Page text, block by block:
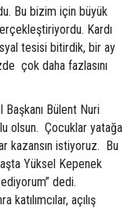
Bu bizim için büyük
Kardı
tesisi bitirdik, bir ay
çok daha fazlasını
Başkanı Bülent Nuri
olsun. Çocuklar yatağa
kazansın istiyoruz. Bu
Yüksel Kepenek
dedi.
katılımcılar, açılış